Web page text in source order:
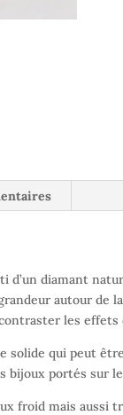
d’un diamant
autour de
les
solide qui peut
bijoux portés sur
froid mais aussi